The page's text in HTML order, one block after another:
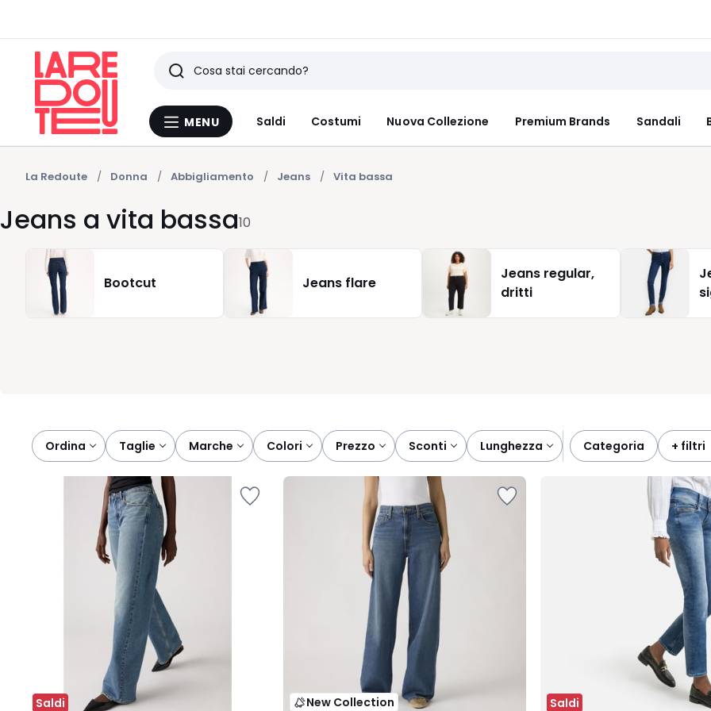
Menu
MENU Saldi Costumi Nuova Collezione Premium Brands Sandali
Ricerca
Ultimi
articoli
visti
La Redoute Donna Abbigliamento Jeans Vita bassa
Jeans a vita bassa10
Bootcut Jeans flare
Jeans regular,
dritti
Ordina
taglie marche colori prezzo sconti lunghezza categoria + filtri
Saldi New Collection Saldi